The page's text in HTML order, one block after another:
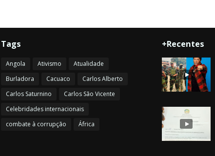
Tags
Angola Ativismo
Atualidade
Burladora
Cacuaco
Carlos Alberto
Carlos Saturnino
Carlos São Vicente
Celebridades internacionais
combate à corrupção
África
+Recentes